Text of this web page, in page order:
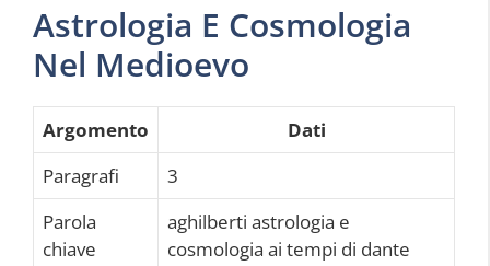
Astrologia E Cosmologia
Nel Medioevo
Argomento
Dati
Paragrafi
3
Parola
chiave
aghilberti astrologia e
cosmologia ai tempi di dante